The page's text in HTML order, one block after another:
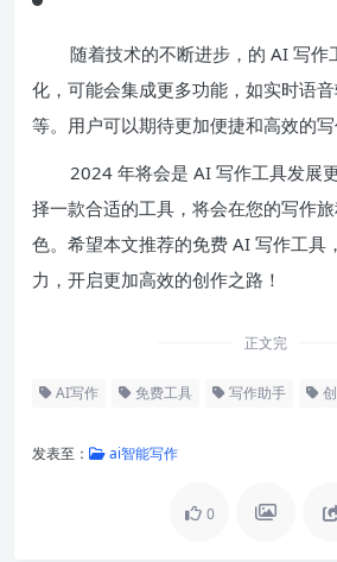
随着技术的不断进步，的 AI 写作
化，可能会集成更多功能，如实时语
等。用户可以期待更加便捷和高效的写
2024 年将会是 AI 写作工具发展
择一款合适的工具，将会在您的写作
色。希望本文推荐的免费 AI 写作工具
力，开启更加高效的创作之路！
正文完
AI写作 免费工具 写作助手
发表至： ai智能写作
0